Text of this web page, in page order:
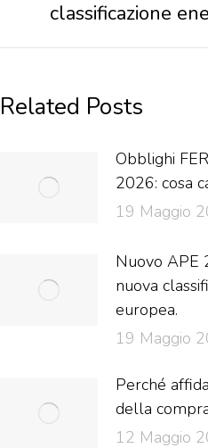
classificazione
Related Posts
Obblighi
2026: cosa
19 Maggio
Nuovo APE
nuova
europea.
19 Maggio
Perché
della
12 Maggio